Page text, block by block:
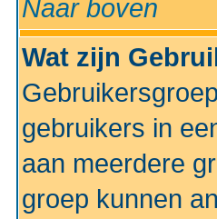
Naar boven
Wat zijn
gebruikers in
aan meerdere
groep kunnen